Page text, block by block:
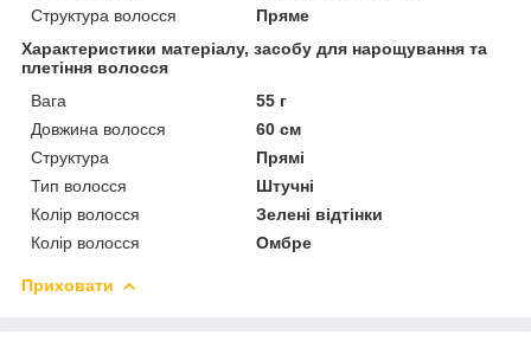
Структура волосся
Пряме
Характеристики матеріалу, засобу для нарощування та
плетіння волосся
Вага
55 г
Довжина волосся
60 см
Структура
Прямі
Тип волосся
Штучні
Колір волосся
Зелені відтінки
Колір волосся
Омбре
Приховати